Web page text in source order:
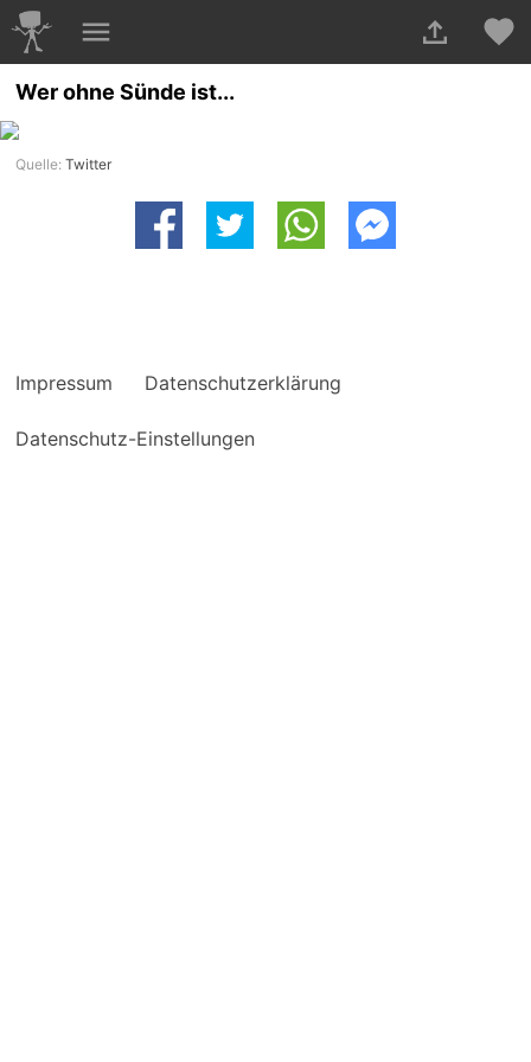
Wer ohne Sünde ist...
Quelle:Twitter
Impressum Datenschutzerklärung
Datenschutz-Einstellungen